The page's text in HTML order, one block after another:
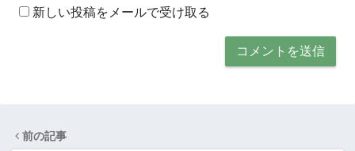
新しい投稿をメールで受け取る
前の記事